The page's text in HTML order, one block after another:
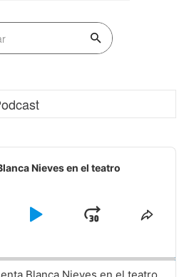
Nieves en el teatro
Play
JumpShare